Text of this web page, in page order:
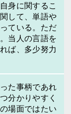
身に関するこ
して、単語や
ている。ただ
当人の言語を
ば、多少努力
た事柄であれ
分かりやすく
場面ではたい